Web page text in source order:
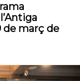
de març de